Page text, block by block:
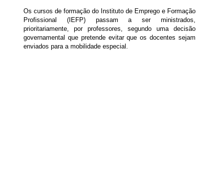
Os cursos de formação do Instituto de Emprego e Formação
Profissional (IEFP) passam a ser ministrados,
prioritariamente, por professores, segundo uma decisão
governamental que pretende evitar que os docentes sejam
enviados para a mobilidade especial.